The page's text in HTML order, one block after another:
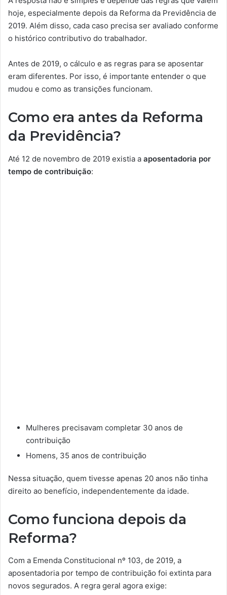
hoje, especialmente depois da Reforma da Previdência de
2019. Além disso, cada caso precisa ser avaliado conforme
o histórico contributivo do trabalhador.
Antes de 2019, o cálculo e as regras para se aposentar
eram diferentes. Por isso, é importante entender o que
mudou e como as transições funcionam.
Como era antes da Reforma
da Previdência?
Até 12 de novembro de 2019 existia a aposentadoria por
tempo de contribuição:
Mulheres precisavam completar 30 anos de
contribuição
Homens, 35 anos de contribuição
Nessa situação, quem tivesse apenas 20 anos não tinha
direito ao benefício, independentemente da idade.
Como funciona depois da
Reforma?
Com a Emenda Constitucional nº 103, de 2019, a
aposentadoria por tempo de contribuição foi extinta para
novos segurados. A regra geral agora exige: